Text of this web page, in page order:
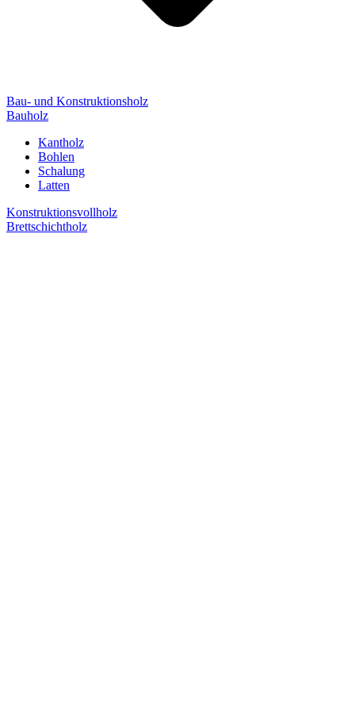
Bau- und Konstruktionsholz
Bauholz
Kantholz
Bohlen
Schalung
Latten
Konstruktionsvollholz
Brettschichtholz